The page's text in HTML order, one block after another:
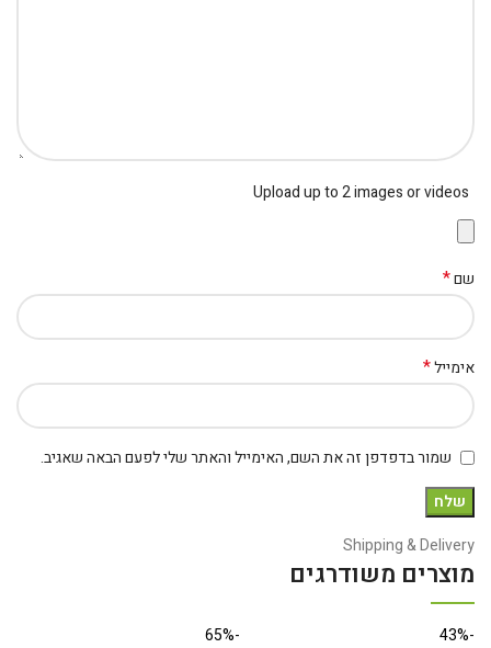
Upload up to 2 images or videos
שם*
אימייל*
שמור בדפדפן זה את השם, האימייל והאתר שלי לפעם הבאה שאגיב.
Shipping & Delivery
מוצרים משודרגים
-43%
-65%